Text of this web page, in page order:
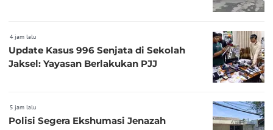
4 jam lalu
Update Kasus 996 Senjata di Sekolah
Jaksel: Yayasan Berlakukan PJJ
5 jam lalu
Polisi Segera Ekshumasi Jenazah